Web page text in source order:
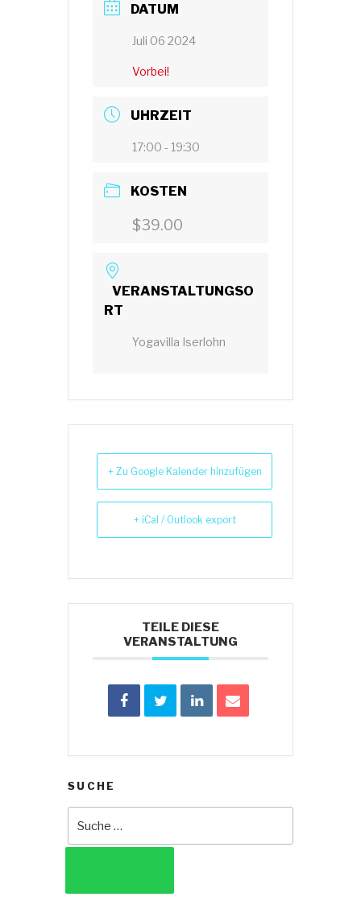
DATUM
Juli 06 2024
Vorbei!
UHRZEIT
17:00 - 19:30
KOSTEN
$39.00
VERANSTALTUNGSO
RT
Yogavilla Iserlohn
+ Zu Google Kalender hinzufügen
+ iCal / Outlook export
TEILE DIESE
VERANSTALTUNG
SUCHE
nach: